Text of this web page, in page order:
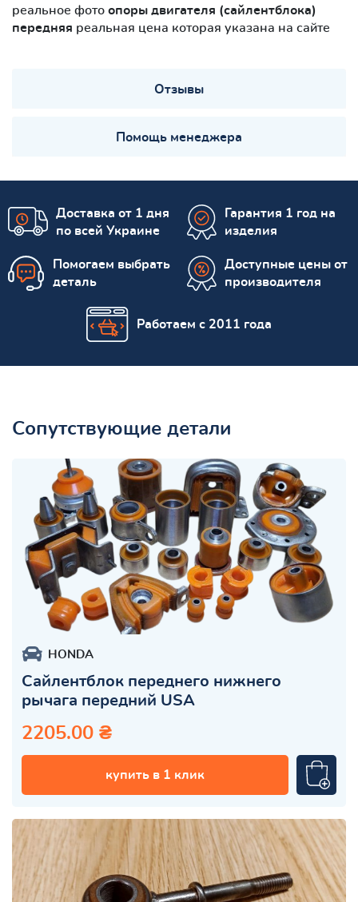
реальное фото опоры двигателя (сайлентблокa)
передняя реальная цена которая указана на сайте
Отзывы
Помощь менеджера
Доставка от 1 дня
по всей Украине
Гарантия 1 год на
изделия
Помогаем выбрать
деталь
Доступные цены от
производителя
Работаем с 2011 года
Сопутствующие детали
HONDA
Сайлентблок переднего нижнего
рычага передний USA
2205.00 ₴
купить в 1 клик